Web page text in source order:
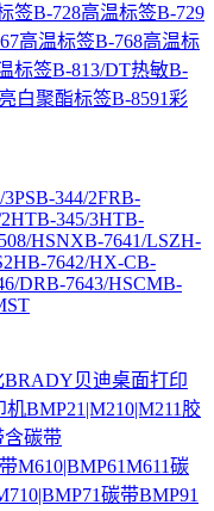
签B-728高温标签B-729
高温标签B-768高温标
标签B-813/DT热敏B-
白聚酯标签B-8591彩
B-344/2FRB-
B-345/3HTB-
HSNXB-7641/LSZH-
B-7642/HX-CB-
DRB-7643/HSCMB-
BRADY贝迪桌面打印
机BMP21|M210|M211胶
含碳带
M610|BMP61M611碳
碳带BMP91